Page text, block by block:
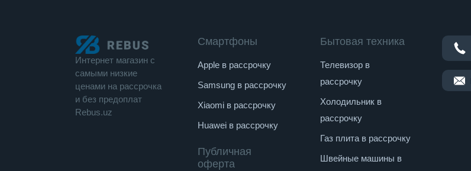
Интернет магазин c
cамыми низкие
ценами на рассрочка
и без предоплат
Rebus.uz
Смартфоны
Apple в рассрочку
Samsung в рассрочку
Xiaomi в рассрочку
Huawei в рассрочку
Публичная
оферта
Бытовая техника
Телевизор в
рассрочку
Холодильник в
рассрочку
Газ плита в рассрочку
Швейные машины в